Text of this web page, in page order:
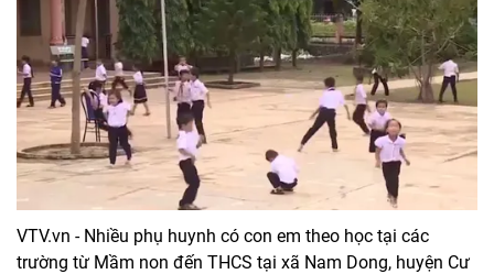
VTV.vn - Nhiều phụ huynh có con em theo học tại các
trường từ Mầm non đến THCS tại xã Nam Dong, huyện Cư